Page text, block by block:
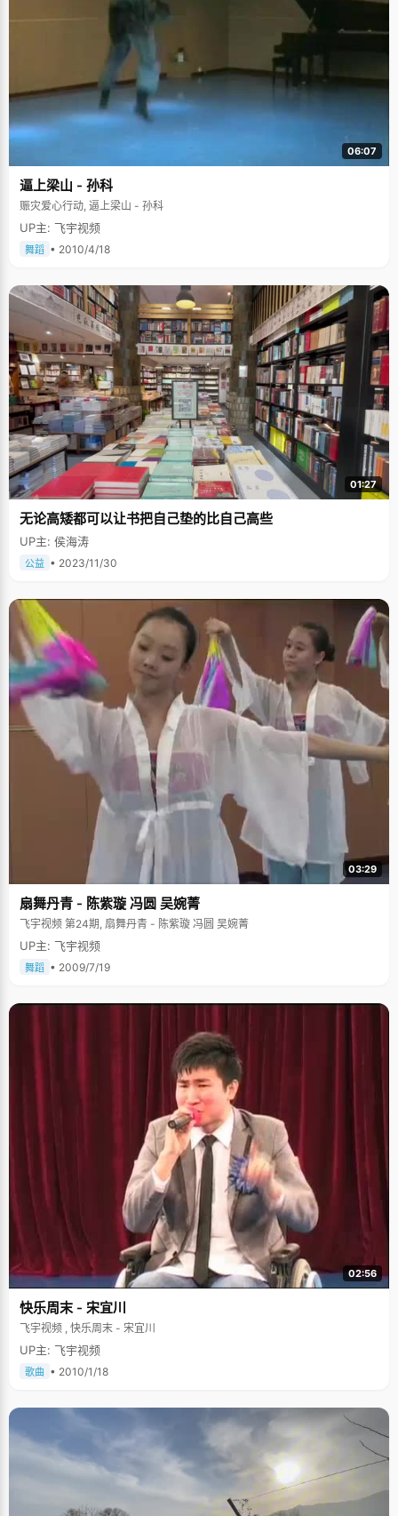
06:07
逼上梁山 - 孙科
赈灾爱心行动, 逼上梁山 - 孙科
UP主: 飞宇视频
舞蹈 • 2010/4/18
01:27
无论高矮都可以让书把自己垫的比自己高些
UP主: 侯海涛
公益 • 2023/11/30
03:29
扇舞丹青 - 陈紫璇 冯圆 吴婉菁
飞宇视频 第24期, 扇舞丹青 - 陈紫璇 冯圆 吴婉菁
UP主: 飞宇视频
舞蹈 • 2009/7/19
02:56
快乐周末 - 宋宜川
飞宇视频 , 快乐周末 - 宋宜川
UP主: 飞宇视频
歌曲 • 2010/1/18